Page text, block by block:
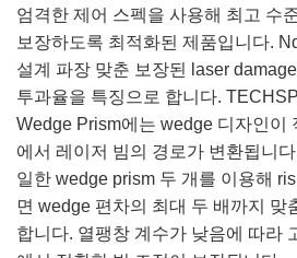
엄격한 제어 스펙을 사용해 최고 수
보장하도록 최적화된 제품입니다.
설계 파장 맞춘 보장된 laser
투과율을 특징으로 합니다.
Wedge Prism에는 wedge 디자인이
에서 레이저 빔의 경로가 변환됩니
일한 wedge prism 두 개를 이용해
면 wedge 편차의 최대 두 배까지 맞
합니다. 열팽창 계수가 낮음에 따라